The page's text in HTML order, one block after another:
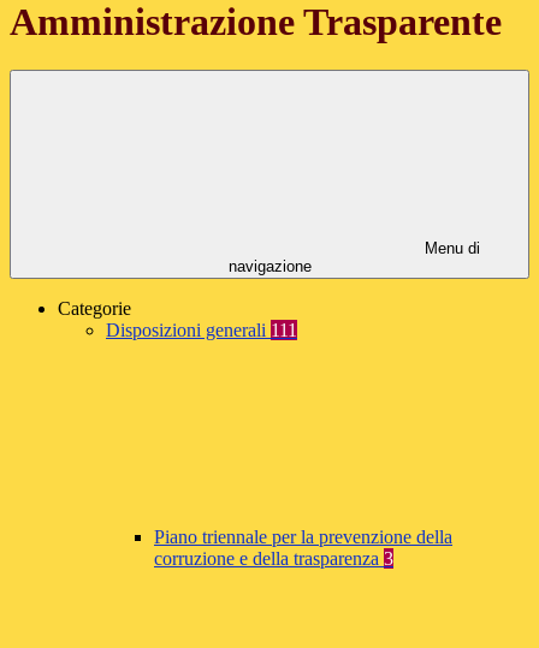
Amministrazione Trasparente
Menu di
navigazione
Categorie
Disposizioni generali 111
Piano triennale per la prevenzione della
corruzione e della trasparenza 3